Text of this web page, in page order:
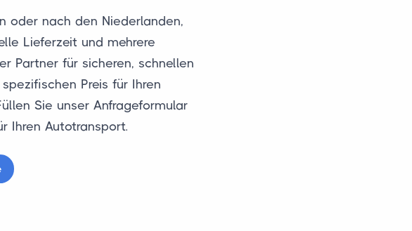
oder nach den Niederlanden,
Lieferzeit und mehrere
Partner für sicheren, schnellen
Preis für Ihren
Sie unser Anfrageformular
Ihren Autotransport.